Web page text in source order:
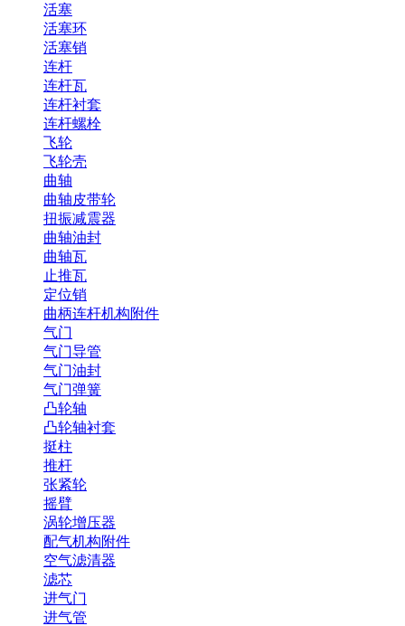
活塞
活塞环
活塞销
连杆
连杆瓦
连杆衬套
连杆螺栓
飞轮
飞轮壳
曲轴
曲轴皮带轮
扭振减震器
曲轴油封
曲轴瓦
止推瓦
定位销
曲柄连杆机构附件
气门
气门导管
气门油封
气门弹簧
凸轮轴
凸轮轴衬套
挺柱
推杆
张紧轮
摇臂
涡轮增压器
配气机构附件
空气滤清器
滤芯
进气门
进气管